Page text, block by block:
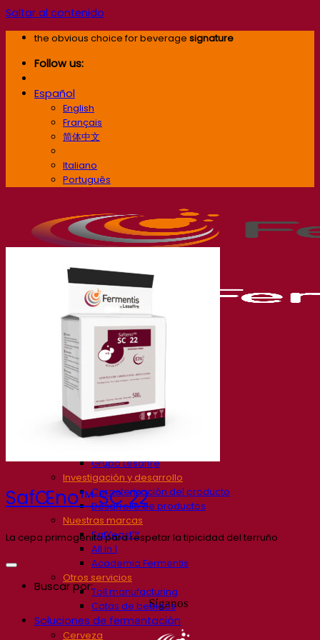
Saltar al contenido
the obvious choice for beverage signature
Follow us:
Español
English
Français
简体中文
Italiano
Português
Nuestra empresa
Sobre nosotros
Expertos en fermentación
El Campus de Fermentis
Un equipo apasionado
Grupo Lesaffre
Investigación y desarrollo
Caracterización del producto
Desarrollo de productos
Nuestras marcas
SafYeast™
All In 1
Academia Fermentis
Otros servicios
Toll manufacturing
Catas de bebidas
Soluciones de fermentación
Cerveza
SafŒno™ SC 22
La cepa primogénita para respetar la tipicidad del terruño
Síganos
Buscar por: